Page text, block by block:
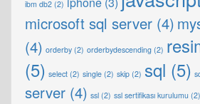
ibm db2 (2)
microsoft sql server (4)
(4) orderby (2) orderbydescending (2)
(5) select (2) single (2) skip (2) sql (5)
server (4) ssl (2) ssl sertifikası kurulumu (2)